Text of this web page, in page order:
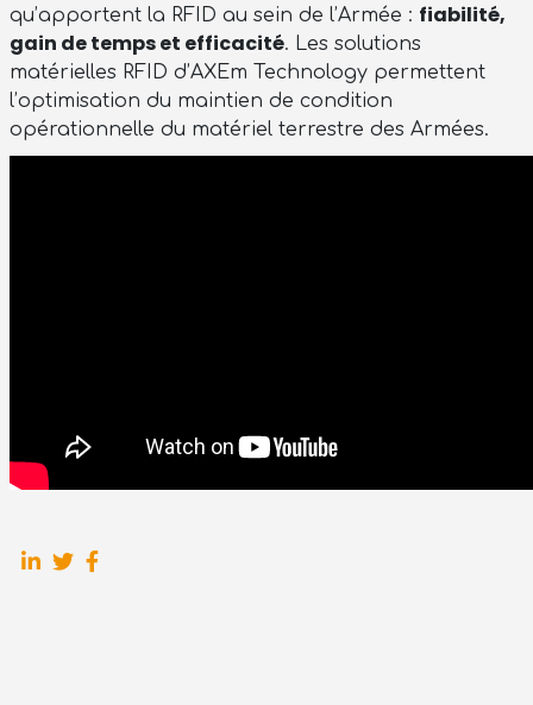
qu’apportent la RFID au sein de l’Armée : fiabilité,
gain de temps et efficacité. Les solutions
matérielles RFID d’AXEm Technology permettent
l’optimisation du maintien de condition
opérationnelle du matériel terrestre des Armées.